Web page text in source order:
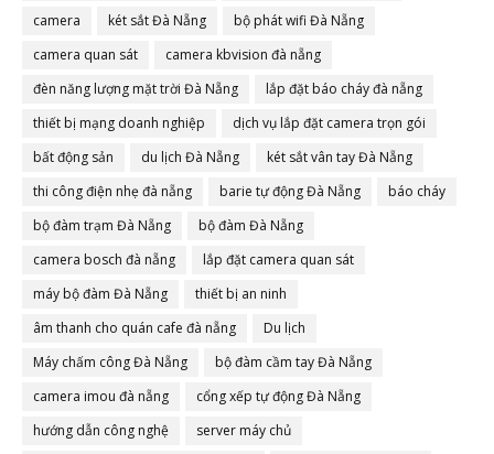
camera
két sắt Đà Nẵng
bộ phát wifi Đà Nẵng
camera quan sát
camera kbvision đà nẵng
đèn năng lượng mặt trời Đà Nẵng
lắp đặt báo cháy đà nẵng
thiết bị mạng doanh nghiệp
dịch vụ lắp đặt camera trọn gói
bất động sản
du lịch Đà Nẵng
két sắt vân tay Đà Nẵng
thi công điện nhẹ đà nẵng
barie tự động Đà Nẵng
báo cháy
bộ đàm trạm Đà Nẵng
bộ đàm Đà Nẵng
camera bosch đà nẵng
lắp đặt camera quan sát
máy bộ đàm Đà Nẵng
thiết bị an ninh
âm thanh cho quán cafe đà nẵng
Du lịch
Máy chấm công Đà Nẵng
bộ đàm cầm tay Đà Nẵng
camera imou đà nẵng
cổng xếp tự động Đà Nẵng
hướng dẫn công nghệ
server máy chủ